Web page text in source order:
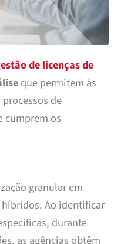
de licenças de
que permitem às
de
cumprem os
granular em
Ao identificar
durante
as agências obtêm